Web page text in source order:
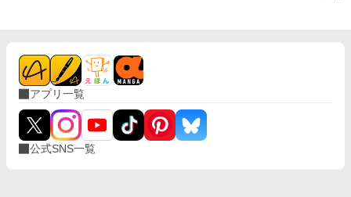
アプリ一覧
公式SNS一覧